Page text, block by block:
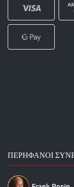
ΠΕΡΉΦΑΝΟΙ